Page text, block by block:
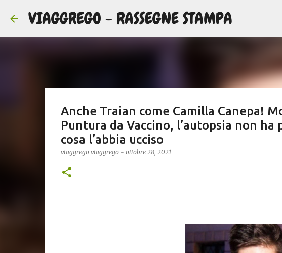
VIAGGREGO - RASSEGNE STAMPA
Anche Traian come Camilla Canepa!
Puntura da Vaccino, l’autopsia non
cosa l’abbia ucciso
viaggrego viaggrego - ottobre 28, 2021